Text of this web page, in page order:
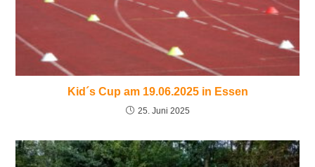
Kid´s Cup am 19.06.2025 in Essen
25. Juni 2025